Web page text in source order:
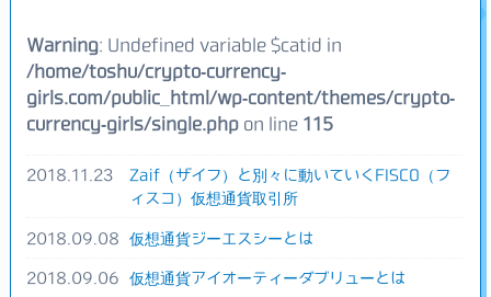
Warning: Undefined variable $catid in
/home/toshu/crypto-currency-
girls.com/public_html/wp-content/themes/crypto-
currency-girls/single.php on line 115
2018.11.23
Zaif（ザイフ）と別々に動いていくFISCO（フ
ィスコ）仮想通貨取引所
2018.09.08 仮想通貨ジーエスシーとは
2018.09.06 仮想通貨アイオーティーダブリューとは